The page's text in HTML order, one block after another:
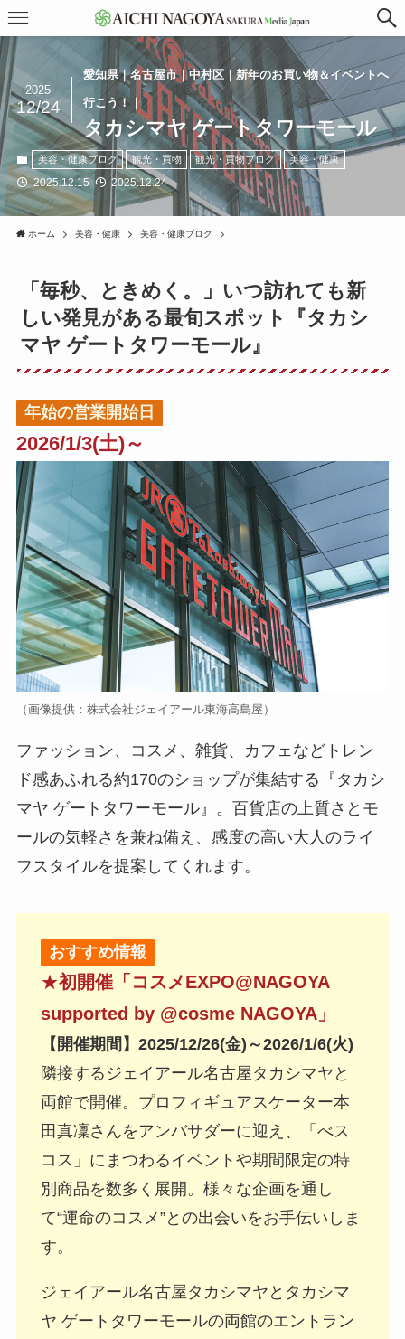
愛知県｜名古屋市｜中村区｜新年のお買い物＆イベントへ
行こう！｜
タカシマヤ ゲートタワーモール
2025
12/24
美容・健康ブログ 観光・買物 観光・買物ブログ 美容・健康
2025.12.15 2025.12.24
ホーム 美容・健康 美容・健康ブログ
「毎秒、ときめく。」いつ訪れても新
しい発見がある最旬スポット『タカシ
マヤ ゲートタワーモール』
年始の営業開始日
2026/1/3(土)～
（画像提供：株式会社ジェイアール東海高島屋）
ファッション、コスメ、雑貨、カフェなどトレン
ド感あふれる約170のショップが集結する『タカシ
マヤ ゲートタワーモール』。百貨店の上質さとモ
ールの気軽さを兼ね備え、感度の高い大人のライ
フスタイルを提案してくれます。
おすすめ情報
★初開催「コスメEXPO@NAGOYA
supported by @cosme NAGOYA」
【開催期間】2025/12/26(金)～2026/1/6(火)
隣接するジェイアール名古屋タカシマヤと
両館で開催。プロフィギュアスケーター本
田真凜さんをアンバサダーに迎え、「べス
コス」にまつわるイベントや期間限定の特
別商品を数多く展開。様々な企画を通し
て“運命のコスメ”との出会いをお手伝いしま
す。
ジェイアール名古屋タカシマヤとタカシマ
ヤ ゲートタワーモールの両館のエントラン